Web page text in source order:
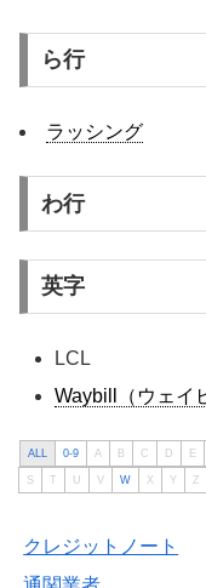
ら行
ラッシング
わ行
英字
LCL
Waybill（ウェイ
ALL 0-9 A B C D E
S T U V W X Y Z
クレジットノート